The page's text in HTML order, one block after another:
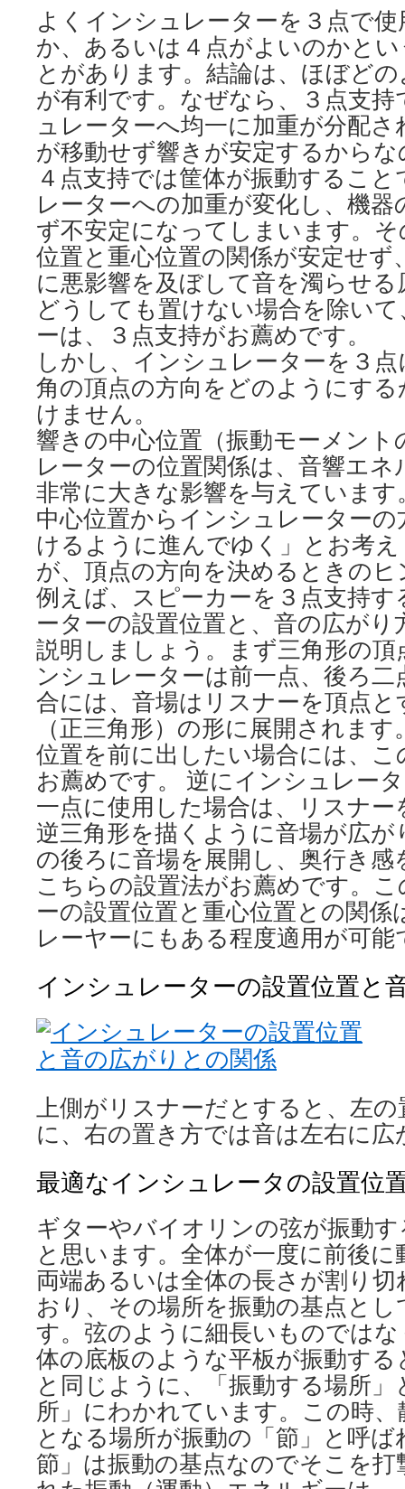
よくインシュレーターを３点で
か、あるいは４点がよいのかと
とがあります。結論は、ほぼど
が有利です。なぜなら、３点支
ュレーターへ均一に加重が分配
が移動せず響きが安定するから
４点支持では筐体が振動するこ
レーターへの加重が変化し、機
ず不安定になってしまいます。
位置と重心位置の関係が安定せず
に悪影響を及ぼして音を濁らせ
どうしても置けない場合を除い
ーは、３点支持がお薦めです。
しかし、インシュレーターを３
角の頂点の方向をどのようにす
けません。
響きの中心位置（振動モーメン
レーターの位置関係は、音響エ
非常に大きな影響を与えていま
中心位置からインシュレーター
けるように進んでゆく」とお考
が、頂点の方向を決めるときの
例えば、スピーカーを３点支持
ーターの設置位置と、音の広が
説明しましょう。まず三角形の
ンシュレーターは前一点、後ろ
合には、音場はリスナーを頂点と
（正三角形）の形に展開されま
位置を前に出したい場合には、
お薦めです。 逆にインシュレー
一点に使用した場合は、リスナ
逆三角形を描くように音場が広
の後ろに音場を展開し、奥行き
こちらの設置法がお薦めです。
ーの設置位置と重心位置との関
レーヤーにもある程度適用が可能
インシュレーターの設置位置と
上側がリスナーだとすると、左
に、右の置き方では音は左右に広
最適なインシュレータの設置位
ギターやバイオリンの弦が振動
と思います。全体が一度に前後
両端あるいは全体の長さが割り
おり、その場所を振動の基点と
す。弦のように細長いものでは
体の底板のような平板が振動す
と同じように、「振動する場所
所」にわかれています。この時
となる場所が振動の「節」と呼
節」は振動の基点なのでそこを